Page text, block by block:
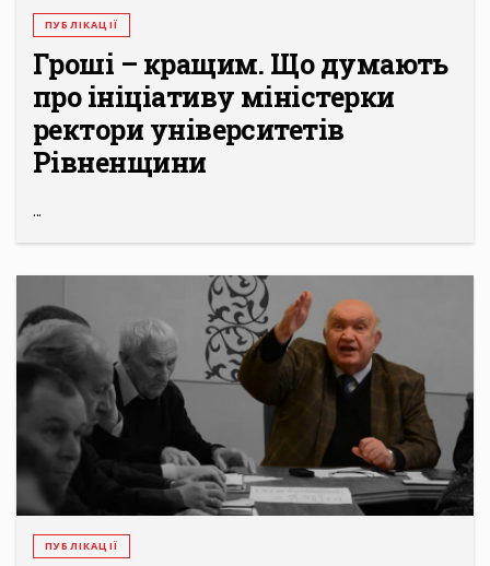
ПУБЛІКАЦІЇ
Гроші – кращим. Що думають
про ініціативу міністерки
ректори університетів
Рівненщини
...
ПУБЛІКАЦІЇ